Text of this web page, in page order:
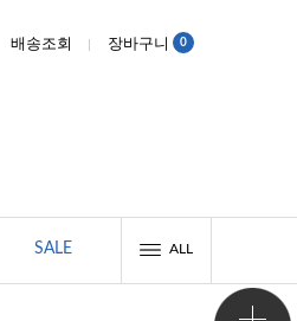
배송조회 장바구니 0
SALE ALL